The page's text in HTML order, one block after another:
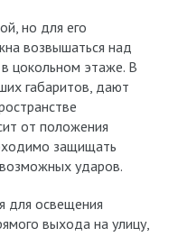
но для его
возвышаться над
цокольном этаже. В
габаритов, дают
от положения
защищать
ударов.
для освещения
выхода на улицу,